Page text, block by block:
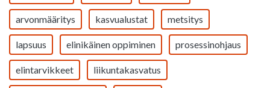
arvonmääritys kasvualustat metsitys
lapsuus elinikäinen oppiminen prosessinohjaus
elintarvikkeet liikuntakasvatus